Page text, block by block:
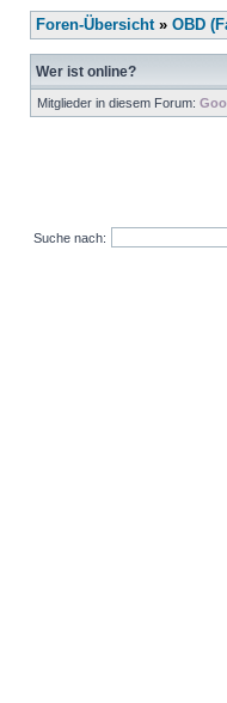
Foren-Übersicht» OBD
Wer ist online?
Mitglieder in diesem Forum:
Suche nach: